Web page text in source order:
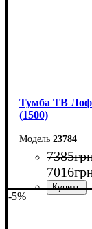
Тумба ТВ
(1500)
23784
7385
7016
-5%